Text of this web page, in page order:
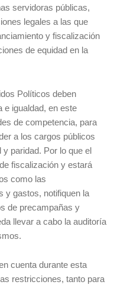
servidoras públicas,
legales a las que
y fiscalización
de equidad en la
Políticos deben
e igualdad, en este
de competencia, para
a los cargos públicos
paridad. Por lo que el
fiscalización y estará
como las
y gastos, notifiquen la
de precampañas y
llevar a cabo la auditoría
cuenta durante esta
restricciones, tanto para